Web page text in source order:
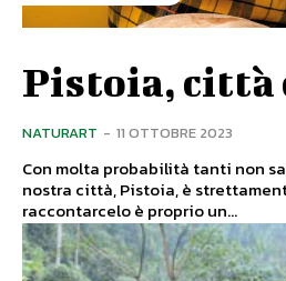
Pistoia, città
NATURART - 11 OTTOBRE 2023
Con molta probabilità tanti non
nostra città, Pistoia, è
raccontarcelo è proprio un...